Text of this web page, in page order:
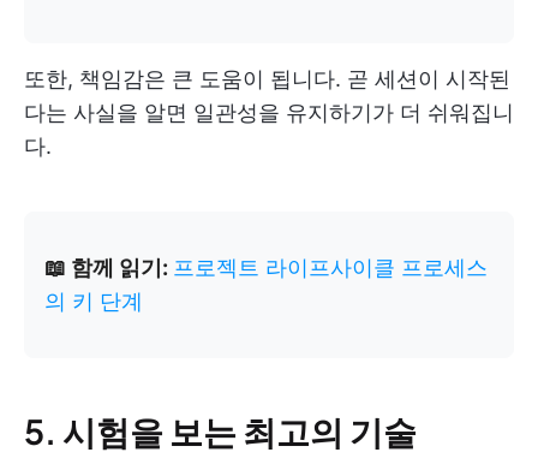
또한, 책임감은 큰 도움이 됩니다. 곧 세션이 시작된
다는 사실을 알면 일관성을 유지하기가 더 쉬워집니
다.
📖 함께 읽기: 프로젝트 라이프사이클 프로세스
의 키 단계
5. 시험을 보는 최고의 기술